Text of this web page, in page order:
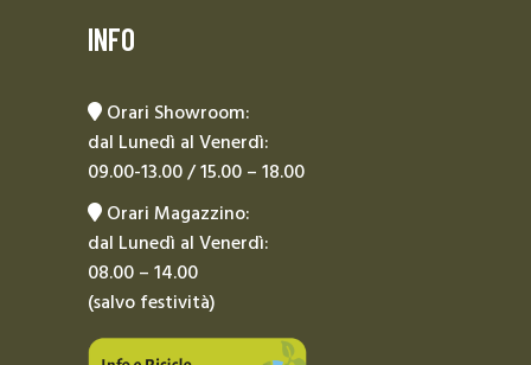
INFO
Orari Showroom:
dal Lunedì al Venerdì:
09.00-13.00 / 15.00 – 18.00
Orari Magazzino:
dal Lunedì al Venerdì:
08.00 – 14.00
(salvo festività)